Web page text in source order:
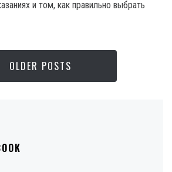
и том, как правильно выбрать
OLDER POSTS